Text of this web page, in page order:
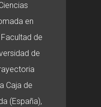
en
de
de
Caja de
(España),